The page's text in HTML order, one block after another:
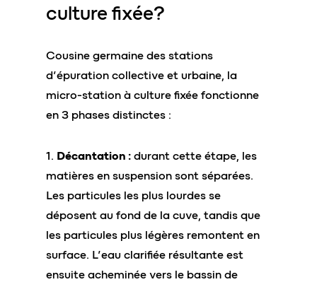
culture fixée?
Cousine germaine des stations
d’épuration collective et urbaine, la
micro-station à culture fixée fonctionne
en 3 phases distinctes :
1. Décantation : durant cette étape, les
matières en suspension sont séparées.
Les particules les plus lourdes se
déposent au fond de la cuve, tandis que
les particules plus légères remontent en
surface. L’eau clarifiée résultante est
ensuite acheminée vers le bassin de